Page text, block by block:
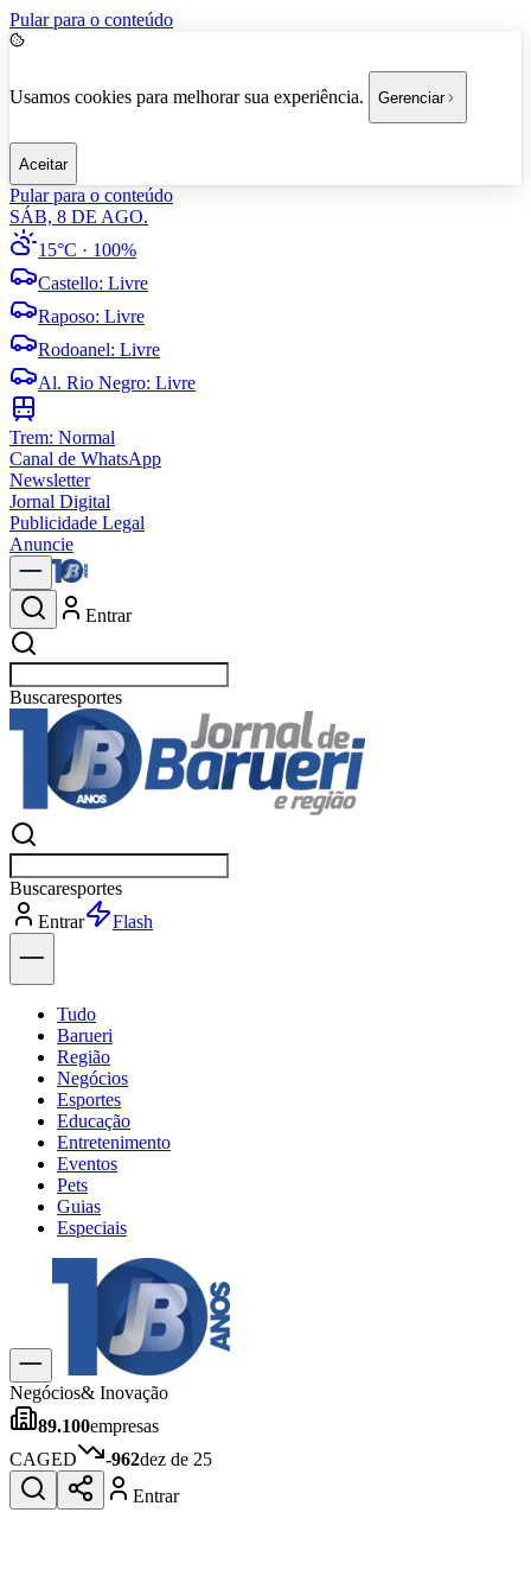
Pular para o conteúdo
Usamos cookies para melhorar sua experiência. Gerenciar
Aceitar
Pular para o conteúdo
SÁB, 8 DE AGO.
15°C · 100%
Castello: Livre
Raposo: Livre
Rodoanel: Livre
Al. Rio Negro: Livre
Trem: Normal
Canal de WhatsApp
Newsletter
Jornal Digital
Publicidade Legal
Anuncie
Entrar
Buscarpolítica
Buscarpolítica
Entrar
Explorar
Tudo
Barueri
Região
Negócios
Esportes
Educação
Entretenimento
Eventos
Pets
Guias
Especiais
Explore Tudo
Últimas Notícias
Previsão do Tempo
Trânsito e Rotas
Dia a Dia & Lazer
Gastronomia
Cinema & Shows
JogosNovo
Negócios& Inovação
89.100empresas
CAGED
-962dez de 25
Entrar